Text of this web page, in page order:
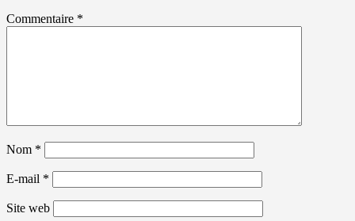
Commentaire *
Nom *
E-mail *
Site web